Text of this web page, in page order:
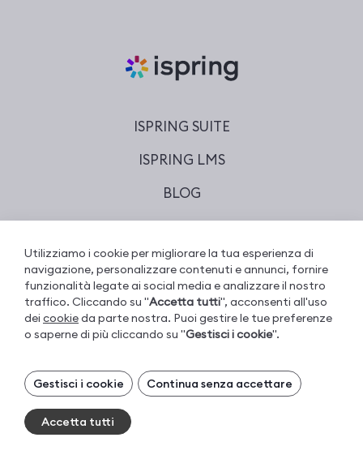
ISPRING SUITE
ISPRING LMS
BLOG
CONTATTACI
ACCEDI
© 2001–2026 iSpring. Tutti i diritti riservati.
Informativa sulla privacy iSpring
Utilizziamo i cookie per migliorare la tua esperienza di
navigazione, personalizzare contenuti e annunci, fornire
funzionalità legate ai social media e analizzare il nostro
traffico. Cliccando su "Accetta tutti", acconsenti all'uso
dei cookieda parte nostra. Puoi gestire le tue preferenze
o saperne di più cliccando su "Gestisci i cookie".
Gestisci i tuoi cookie
I cookie necessari sono sempre attivi. Puoi
Gestisci i cookie Continua senza accettare
Accetta tutti